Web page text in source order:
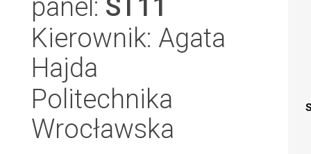
panel: ST11
Kierownik: Agata
Hajda
Politechnika
Wrocławska